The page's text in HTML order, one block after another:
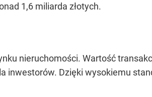
1,6 miliarda złotych.
nieruchomości. Wartość
inwestorów. Dzięki wysokiemu